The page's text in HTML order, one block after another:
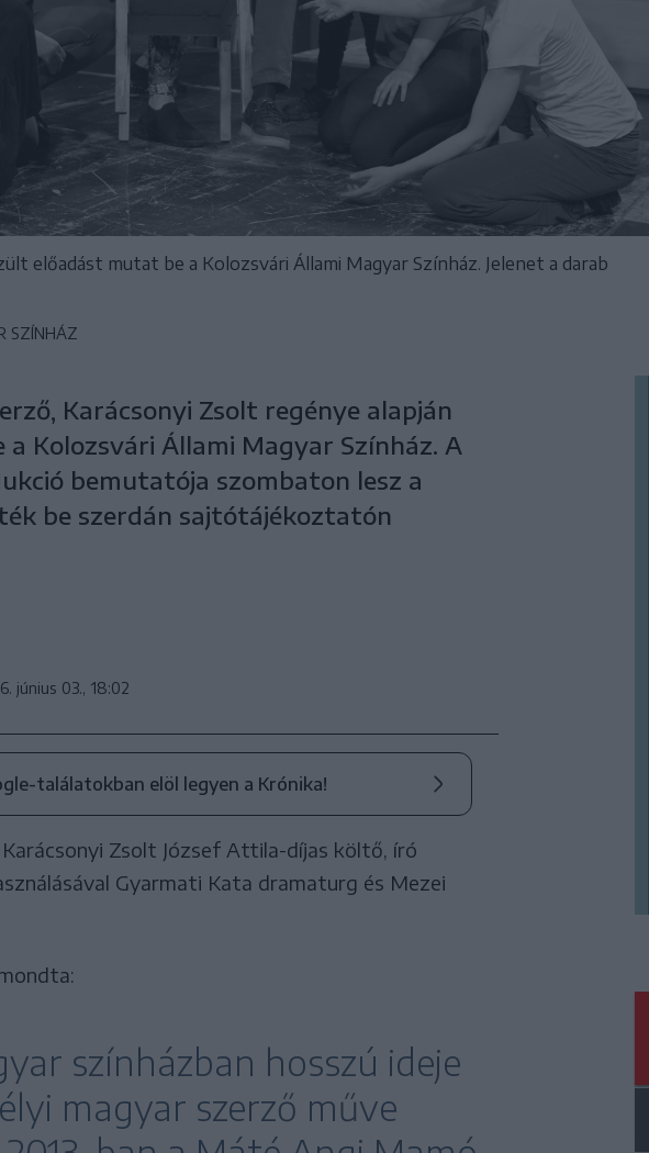
előadást mutat be a Kolozsvári Állami Magyar Színház. Jelenet a darab
SZÍNHÁZ
Karácsonyi Zsolt regénye alapján
Kolozsvári Állami Magyar Színház. A
bemutatója szombaton lesz a
be szerdán sajtótájékoztatón
június 03., 18:02
találatokban elöl legyen a Krónika!
Zsolt József Attila-díjas költő, író
Gyarmati Kata dramaturg és Mezei
színházban hosszú ideje
magyar szerző műve